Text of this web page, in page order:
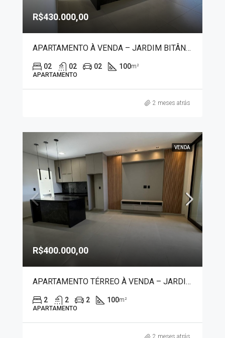
R$430.000,00
APARTAMENTO À VENDA – JARDIM BITÂNICO 50007
02 02 02 100m²
APARTAMENTO
2 meses atrás
VENDA
R$400.000,00
APARTAMENTO TÉRREO À VENDA – JARDIM BOTÂNICO 50004
2 2 2 100m²
APARTAMENTO
2 meses atrás